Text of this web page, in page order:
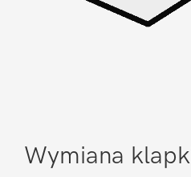
Wymiana